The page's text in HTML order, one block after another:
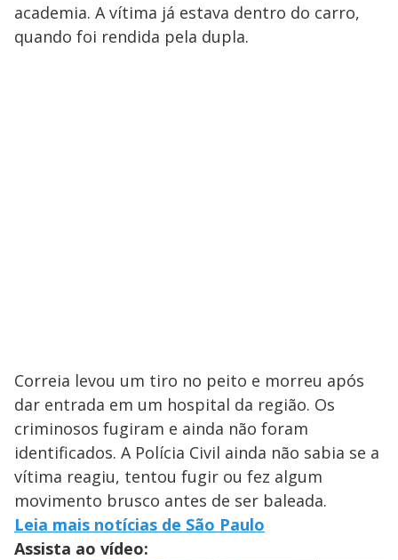
academia. A vítima já estava dentro do carro,
quando foi rendida pela dupla.
Correia levou um tiro no peito e morreu após
dar entrada em um hospital da região. Os
criminosos fugiram e ainda não foram
identificados. A Polícia Civil ainda não sabia se a
vítima reagiu, tentou fugir ou fez algum
movimento brusco antes de ser baleada.
Leia mais notícias de São Paulo
Assista ao vídeo: